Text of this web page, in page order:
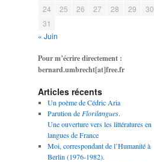
24
25 26 27 28 29
30
31
« Juin
Pour m’écrire directement :
bernard.umbrecht[at]free.fr
Articles récents
Un poème de Cédric Aria
Parution de Florilangues.
Une ouverture vers les littératures en
langues de France
Moi, correspondant de l’Humanité à
Berlin (1976-1982).